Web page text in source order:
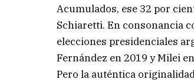
Acumulados, ese 32 por
Schiaretti. En consonancia
elecciones presidenciales
Fernández en 2019 y Milei
Pero la auténtica